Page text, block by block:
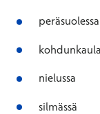
peräsuolessa
nielussa
silmässä